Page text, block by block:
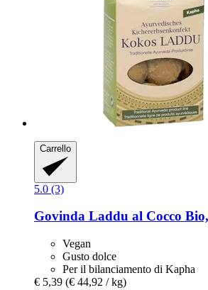
Carrello
5.0 (3)
Govinda Laddu al Cocco
Vegan
Gusto dolce
Per il bilanciamento di Kapha
€ 5,39 (€ 44,92 / kg)